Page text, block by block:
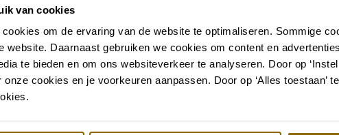
van cookies
om de ervaring van de website te optimaliseren. Sommige
website. Daarnaast gebruiken we cookies om content en
te bieden en om ons websiteverkeer te analyseren. Door op
cookies en je voorkeuren aanpassen. Door op ‘Alles toestaan’
vind je de perfecte
Ga naar accessoires